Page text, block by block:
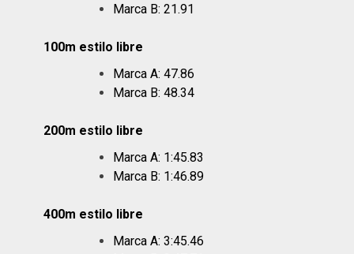
Marca B: 21.91
100m estilo libre
Marca A: 47.86
Marca B: 48.34
200m estilo libre
Marca A: 1:45.83
Marca B: 1:46.89
400m estilo libre
Marca A: 3:45.46